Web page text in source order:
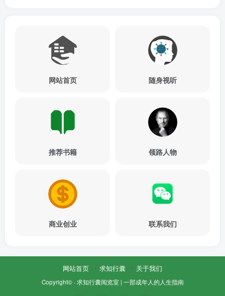
网站首页 随身视听
推荐书籍 领路人物
商业创业 联系我们
网站首页 求知行囊 关于我们
Copyright© · 求知行囊阅览室 | 一部成年人的人生指南